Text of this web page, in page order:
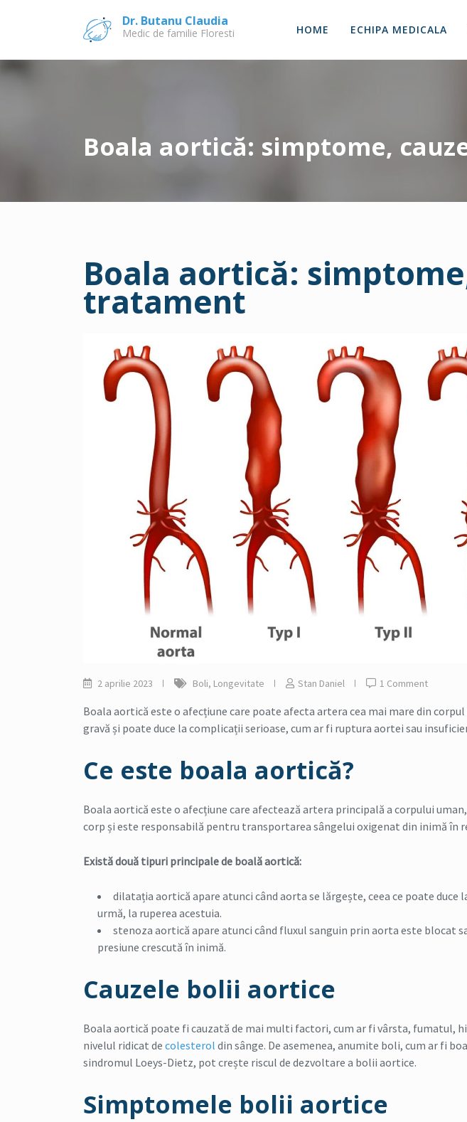
Dr. Butanu Claudia
Medic de familie Floresti HOME ECHIPA MEDICALA
Boala aortică: simptome,
Boala aortică:
tratament
2 aprilie 2023 Boli, Longevitate Stan Daniel 1 Comment
Boala aortică este o afecțiune care poate afecta artera cea mai mare din
gravă și poate duce la complicații serioase, cum ar fi ruptura aortei sau
Ce este boala aortică?
Boala aortică este o afecțiune care afectează artera principală a corpului
corp și este responsabilă pentru transportarea sângelui oxigenat din inimă în
Există două tipuri principale de boală aortică:
dilatația aortică apare atunci când aorta se lărgește, ceea ce poate duce
urmă, la ruperea acestuia.
stenoza aortică apare atunci când fluxul sanguin prin aorta este blocat
presiune crescută în inimă.
Cauzele bolii aortice
Boala aortică poate fi cauzată de mai multi factori, cum ar fi vârsta, fumatul,
nivelul ridicat de colesterol din sânge. De asemenea, anumite boli, cum ar fi
sindromul Loeys-Dietz, pot crește riscul de dezvoltare a bolii aortice.
Simptomele bolii aortice